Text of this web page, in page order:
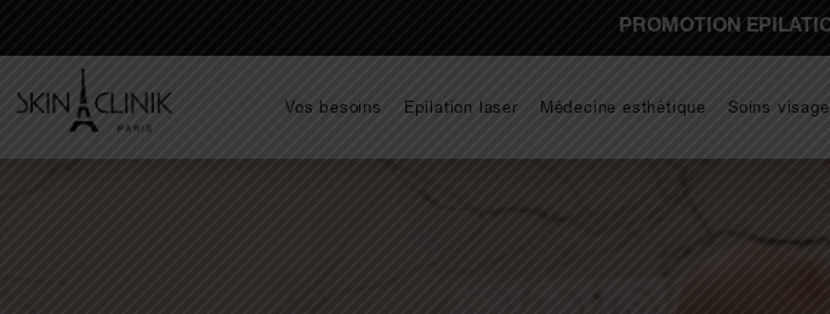
PROMOTION
Vos besoins Epilation laser Médecine esthétique Soins visage